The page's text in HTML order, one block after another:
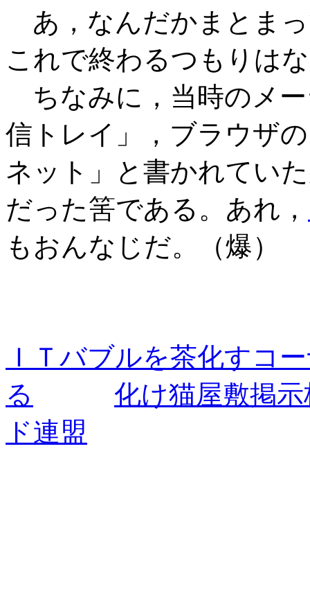
あ，なんだかまとま
これで終わるつもりは
ちなみに，当時のメ
信トレイ」，ブラウザ
ネット」と書かれてい
だった筈である。あれ，
もおんなじだ。（爆）
ＩＴバブルを茶化すコ
る
化け猫屋敷掲
ド連盟